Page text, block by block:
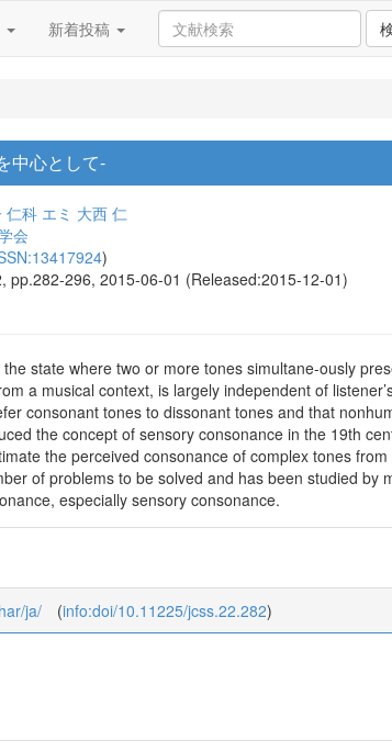
新着投稿
中心として-
仁科 エミ 大西 仁
会
)
pp.282-296, 2015-06-01 (Released:2015-12-01)
state where two or more tones simultane-ously
a musical context, is largely independent of
consonant tones to dissonant tones and that
the concept of sensory consonance in the 19th
the perceived consonance of complex tones
of problems to be solved and has been studied by
especially sensory consonance.
ja/ (info:doi/10.11225/jcss.22.282)